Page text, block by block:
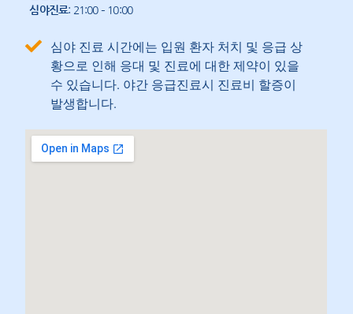
심야진료: 21:00 – 10:00
심야 진료 시간에는 입원 환자 처치 및 응급 상
황으로 인해 응대 및 진료에 대한 제약이 있을
수 있습니다. 야간 응급진료시 진료비 할증이
발생합니다.